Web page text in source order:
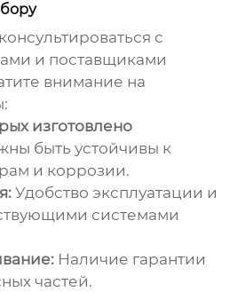
с
и поставщиками
внимание на
изготовлено
быть устойчивы к
и коррозии.
Удобство эксплуатации и
системами
Наличие гарантии
частей.